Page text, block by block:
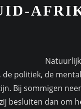
politiek, de
Bij sommigen
besluiten dan om